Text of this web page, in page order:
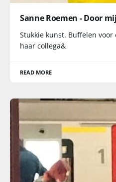
Sanne Roemen - Door
Stukkie kunst. Buffelen
haar collega&
READ MORE